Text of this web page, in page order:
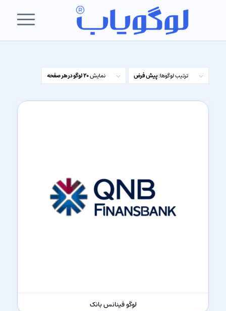
ترتیب لوگوها:پیش فرض نمایش20 لوگو در هر صفحه
لوگو فینانس بانک